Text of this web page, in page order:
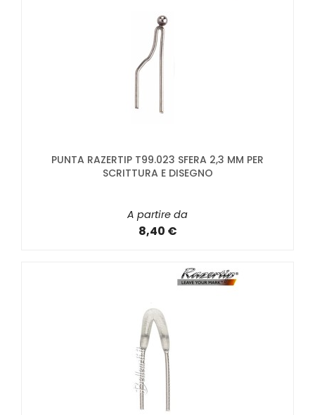
PUNTA RAZERTIP T99.023 SFERA 2,3 MM PER
SCRITTURA E DISEGNO
A partire da
8,40 €